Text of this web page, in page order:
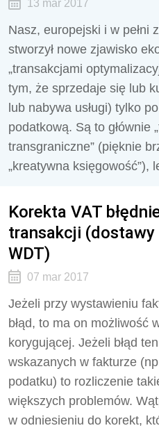
13 mar 2017
Nasz, europejski i w pełni
stworzył nowe zjawisko
„transakcjami
tym, że sprzedaje się lub
lub nabywa usługi) tylko
podatkową. Są to głównie
transgraniczne” (pięknie
„kreatywna księgowość”),
Korekta VAT
transakcji
WDT)
07 mar 2017
Jeżeli przy wystawieniu
błąd, to ma on możliwość
korygującej. Jeżeli błąd
wskazanych w fakturze
podatku) to rozliczenie
większych problemów.
w odniesieniu do korekt,